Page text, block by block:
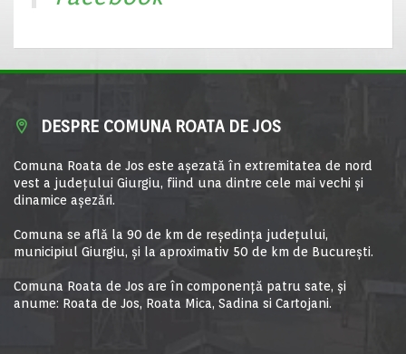
DESPRE COMUNA ROATA DE JOS
Comuna Roata de Jos este aşezată în extremitatea de nord
vest a judeţului Giurgiu, fiind una dintre cele mai vechi şi
dinamice aşezări.
Comuna se află la 90 de km de reşedinţa judeţului,
municipiul Giurgiu, şi la aproximativ 50 de km de Bucureşti.
Comuna Roata de Jos are în componență patru sate, și
anume: Roata de Jos, Roata Mica, Sadina si Cartojani.